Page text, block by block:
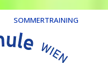
SOMMERTRAINING